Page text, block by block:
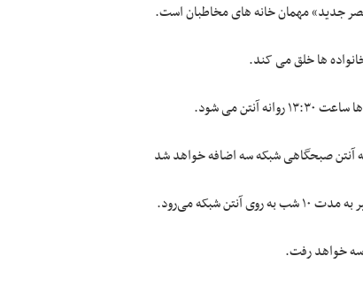
جدید» مهمان خانه های مخاطبان است.
ها خلق می کند.
آنتن صبحگاهی شبکه سه اضافه خواهد شد
می‌رود.
سه خواهد رفت.